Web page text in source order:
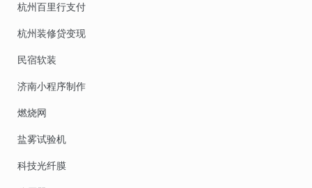
杭州百里行支付
杭州装修贷变现
民宿软装
济南小程序制作
燃烧网
盐雾试验机
科技光纤膜